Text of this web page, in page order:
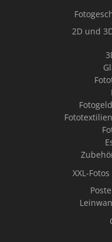
2D und
XXL-